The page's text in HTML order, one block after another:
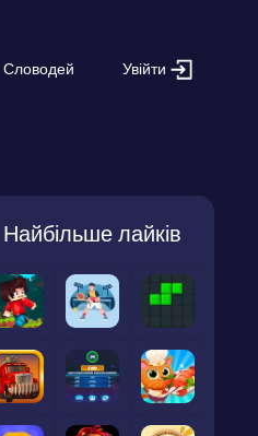
Словодей Увійти
Найбільше лайків